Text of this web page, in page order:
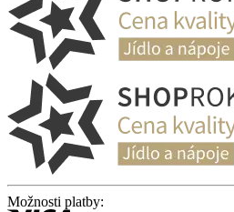
Možnosti platby: